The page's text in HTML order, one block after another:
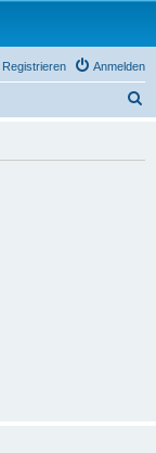
Anmelden
Registrieren